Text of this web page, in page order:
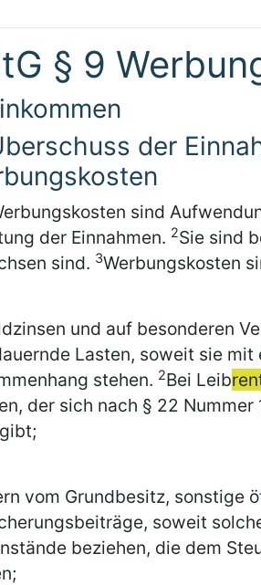
§ 9
der
sind
der Einnahmen. 2Sie sind
sind. 3Werbungskosten
und auf besonderen
Lasten, soweit sie
stehen. 2Bei Leib
der sich nach § 22
vom Grundbesitz, sonstige
soweit
beziehen, die dem